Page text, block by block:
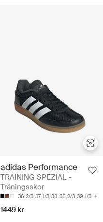
adidas Performance
TRAINING SPEZIAL -
Träningsskor
36 2/3 37 1/3 38 38 2/3 39 1/3
1449 kr